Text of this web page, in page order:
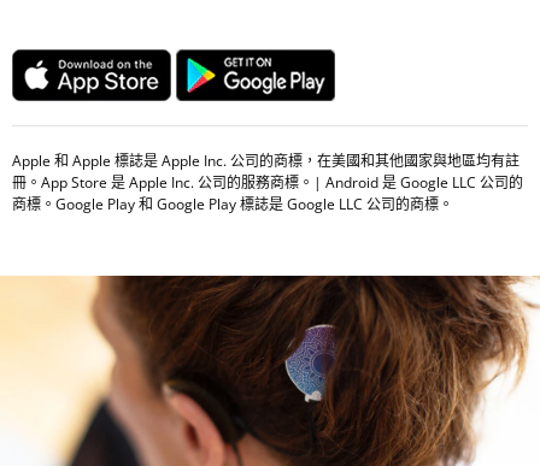
Apple 和 Apple 標誌是 Apple Inc. 公司的商標，在美國和其他國家與地區均有註
冊。App Store 是 Apple Inc. 公司的服務商標。| Android 是 Google LLC 公司的
商標。Google Play 和 Google Play 標誌是 Google LLC 公司的商標。